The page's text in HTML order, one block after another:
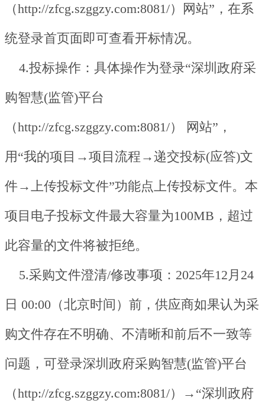
（http://zfcg.szggzy.com:8081/）网站”，在系
统登录首页面即可查看开标情况。
4.投标操作：具体操作为登录“深圳政府采
购智慧(监管)平台
（http://zfcg.szggzy.com:8081/） 网站”，
用“我的项目→项目流程→递交投标(应答)文
件→上传投标文件”功能点上传投标文件。本
项目电子投标文件最大容量为100MB，超过
此容量的文件将被拒绝。
5.采购文件澄清/修改事项：2025年12月24
日 00:00（北京时间）前，供应商如果认为采
购文件存在不明确、不清晰和前后不一致等
问题，可登录深圳政府采购智慧(监管)平台
（http://zfcg.szggzy.com:8081/）→“深圳政府